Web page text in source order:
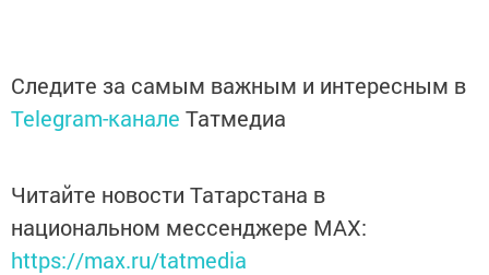
Следите за самым важным и интересным в
Telegram-канале Татмедиа
Читайте новости Татарстана в
национальном мессенджере MАХ:
https://max.ru/tatmedia